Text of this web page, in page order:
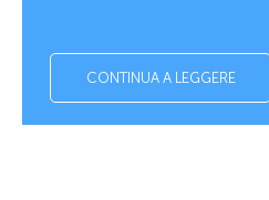
CONTINUA A LEGGERE